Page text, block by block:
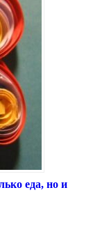
еда, но и